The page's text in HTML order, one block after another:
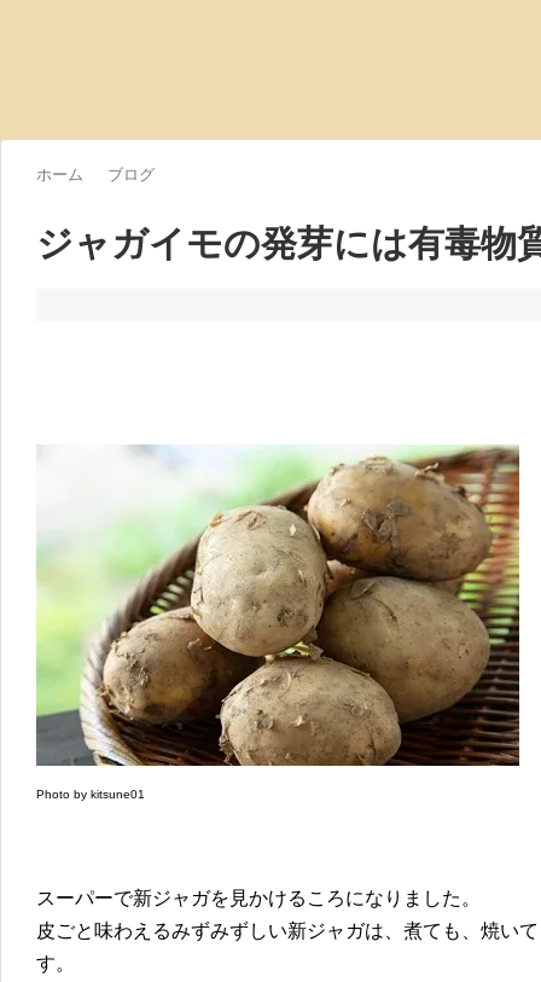
ホーム ブログ
ジャガイモの発芽には有毒物
Photo by kitsune01
スーパーで新ジャガを見かけるころになりました。
皮ごと味わえるみずみずしい新ジャガは、煮ても、焼い
す。